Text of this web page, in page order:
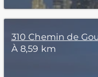
310 Chemin de
À 8,59 km